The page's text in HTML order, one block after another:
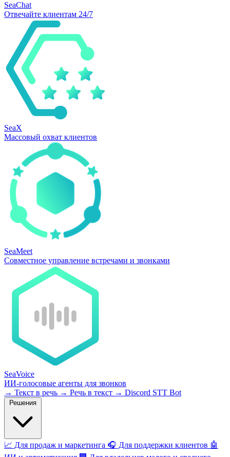
SeaChat
Отвечайте клиентам 24/7
SeaX
Массовый охват клиентов
SeaMeet
Совместное управление встречами и звонками
SeaVoice
ИИ-голосовые агенты для звонков
→ Текст в речь → Речь в текст → Discord STT Bot
📈 Для продаж и маркетинга 🎧 Для поддержки клиентов 🤖